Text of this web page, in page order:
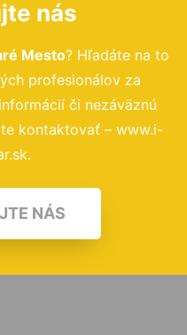
nás
Mesto? Hľadáte na to
profesionálov za
či nezáväznú
kontaktovať – www.i-
NÁS